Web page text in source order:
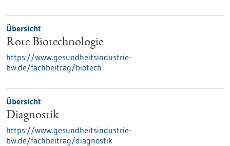
Übersicht
Rote Biotechnologie
https://www.gesundheitsindustrie-
bw.de/fachbeitrag/biotech
Übersicht
Diagnostik
https://www.gesundheitsindustrie-
bw.de/fachbeitrag/diagnostik